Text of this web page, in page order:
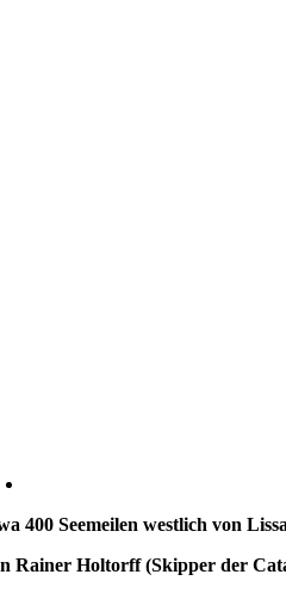
400 Seemeilen westlich von
Rainer Holtorff (Skipper der